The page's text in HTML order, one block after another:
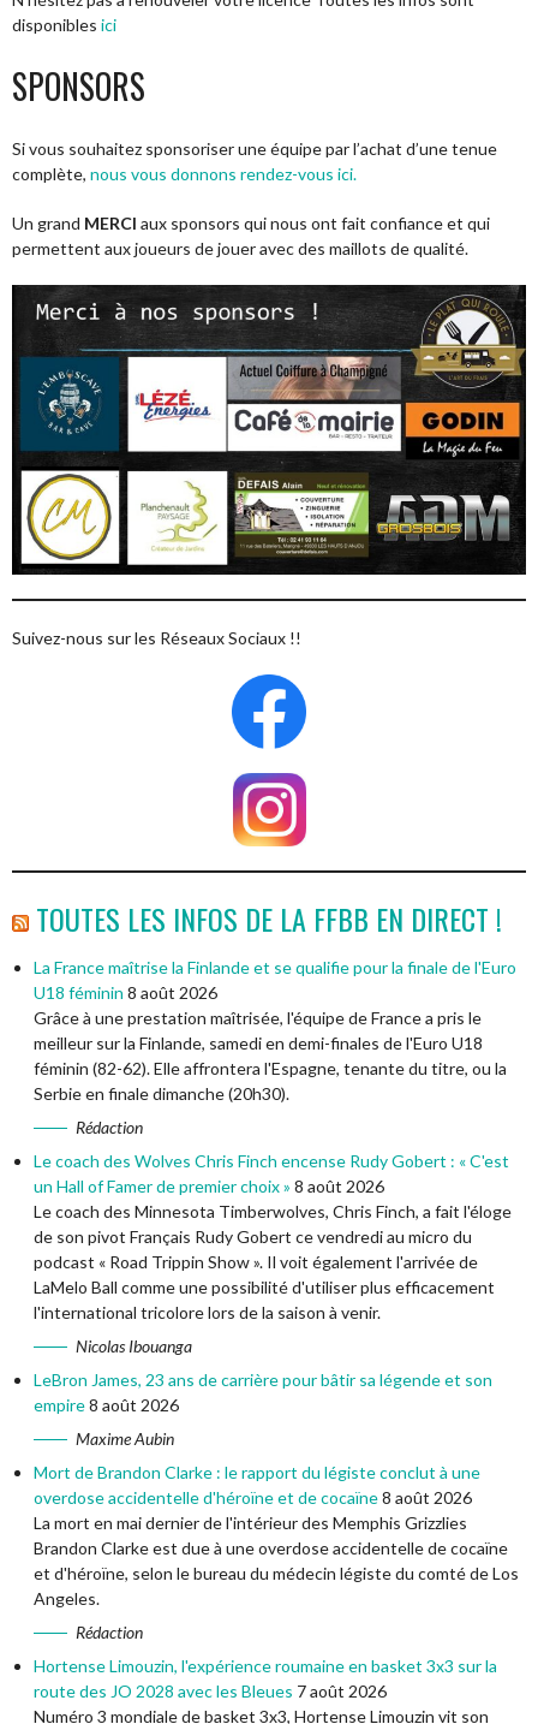
disponibles ici
SPONSORS
Si vous souhaitez sponsoriser une équipe par l’achat d’une tenue
complète, nous vous donnons rendez-vous ici.
Un grand MERCI aux sponsors qui nous ont fait confiance et qui
permettent aux joueurs de jouer avec des maillots de qualité.
Suivez-nous sur les Réseaux Sociaux !!
TOUTES LES INFOS DE LA FFBB EN DIRECT !
La France maîtrise la Finlande et se qualifie pour la finale de l'Euro
U18 féminin 8 août 2026
Grâce à une prestation maîtrisée, l'équipe de France a pris le
meilleur sur la Finlande, samedi en demi-finales de l'Euro U18
féminin (82-62). Elle affrontera l'Espagne, tenante du titre, ou la
Serbie en finale dimanche (20h30).
Rédaction
Le coach des Wolves Chris Finch encense Rudy Gobert : « C'est
un Hall of Famer de premier choix » 8 août 2026
Le coach des Minnesota Timberwolves, Chris Finch, a fait l'éloge
de son pivot Français Rudy Gobert ce vendredi au micro du
podcast « Road Trippin Show ». Il voit également l'arrivée de
LaMelo Ball comme une possibilité d'utiliser plus efficacement
l'international tricolore lors de la saison à venir.
Nicolas Ibouanga
LeBron James, 23 ans de carrière pour bâtir sa légende et son
empire 8 août 2026
Maxime Aubin
Mort de Brandon Clarke : le rapport du légiste conclut à une
overdose accidentelle d'héroïne et de cocaïne 8 août 2026
La mort en mai dernier de l'intérieur des Memphis Grizzlies
Brandon Clarke est due à une overdose accidentelle de cocaïne
et d'héroïne, selon le bureau du médecin légiste du comté de Los
Angeles.
Rédaction
Hortense Limouzin, l'expérience roumaine en basket 3x3 sur la
route des JO 2028 avec les Bleues 7 août 2026
Numéro 3 mondiale de basket 3x3, Hortense Limouzin vit son